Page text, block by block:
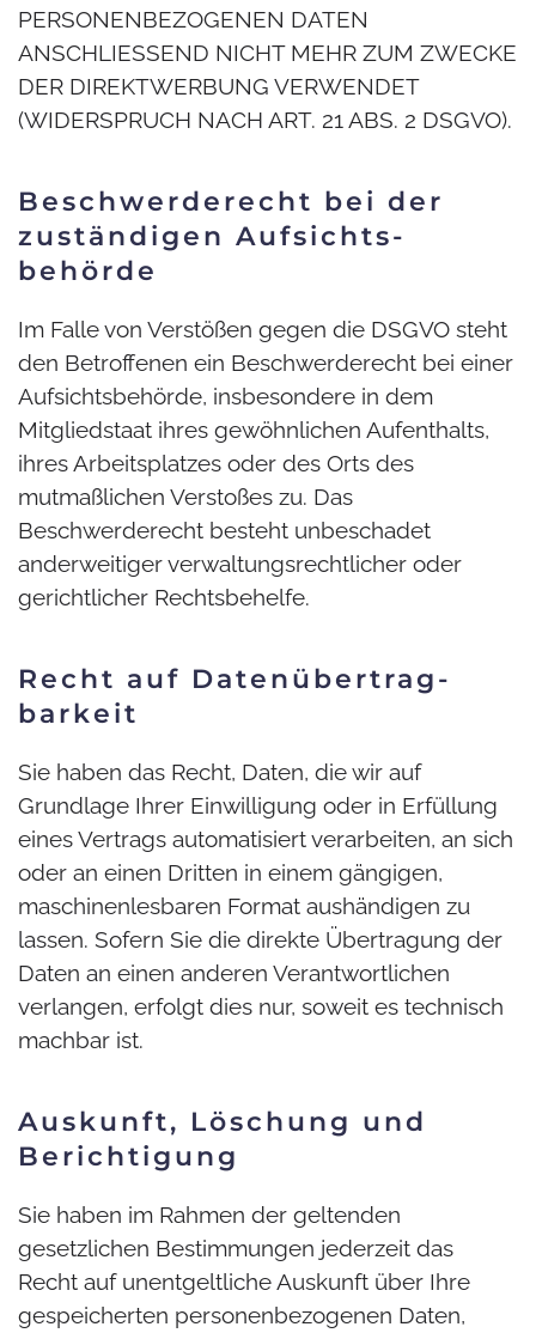
PERSONENBEZOGENEN DATEN
ANSCHLIESSEND NICHT MEHR ZUM ZWECKE
DER DIREKTWERBUNG VERWENDET
(WIDERSPRUCH NACH ART. 21 ABS. 2 DSGVO).
Beschwerde­recht bei der
zuständigen Aufsichts­
behörde
Im Falle von Verstößen gegen die DSGVO steht
den Betroffenen ein Beschwerderecht bei einer
Aufsichtsbehörde, insbesondere in dem
Mitgliedstaat ihres gewöhnlichen Aufenthalts,
ihres Arbeitsplatzes oder des Orts des
mutmaßlichen Verstoßes zu. Das
Beschwerderecht besteht unbeschadet
anderweitiger verwaltungsrechtlicher oder
gerichtlicher Rechtsbehelfe.
Recht auf Daten­übertrag­
barkeit
Sie haben das Recht, Daten, die wir auf
Grundlage Ihrer Einwilligung oder in Erfüllung
eines Vertrags automatisiert verarbeiten, an sich
oder an einen Dritten in einem gängigen,
maschinenlesbaren Format aushändigen zu
lassen. Sofern Sie die direkte Übertragung der
Daten an einen anderen Verantwortlichen
verlangen, erfolgt dies nur, soweit es technisch
machbar ist.
Auskunft, Löschung und
Berichtigung
Sie haben im Rahmen der geltenden
gesetzlichen Bestimmungen jederzeit das
Recht auf unentgeltliche Auskunft über Ihre
gespeicherten personenbezogenen Daten,